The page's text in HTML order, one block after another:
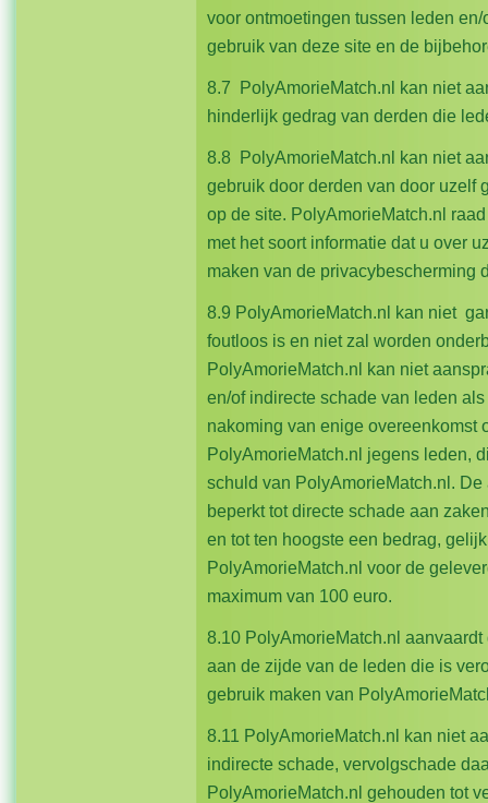
voor ontmoetingen tussen leden
gebruik van deze site en de
8.7 PolyAmorieMatch.nl kan niet
hinderlijk gedrag van derden die
8.8 PolyAmorieMatch.nl kan niet
gebruik door derden van door uzelf
op de site. PolyAmorieMatch.nl
met het soort informatie dat u over
maken van de privacybescherming
8.9 PolyAmorieMatch.nl kan niet
foutloos is en niet zal worden
PolyAmorieMatch.nl kan niet
en/of indirecte schade van leden
nakoming van enige overeenkomst
PolyAmorieMatch.nl jegens leden,
schuld van PolyAmorieMatch.nl.
beperkt tot directe schade aan
en tot ten hoogste een bedrag,
PolyAmorieMatch.nl voor de
maximum van 100 euro.
8.10 PolyAmorieMatch.nl
aan de zijde van de leden die is
gebruik maken van
8.11 PolyAmorieMatch.nl kan niet
indirecte schade, vervolgschade
PolyAmorieMatch.nl gehouden tot